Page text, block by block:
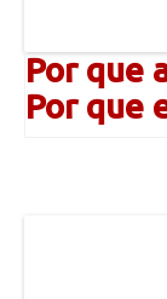
Por que
Por que